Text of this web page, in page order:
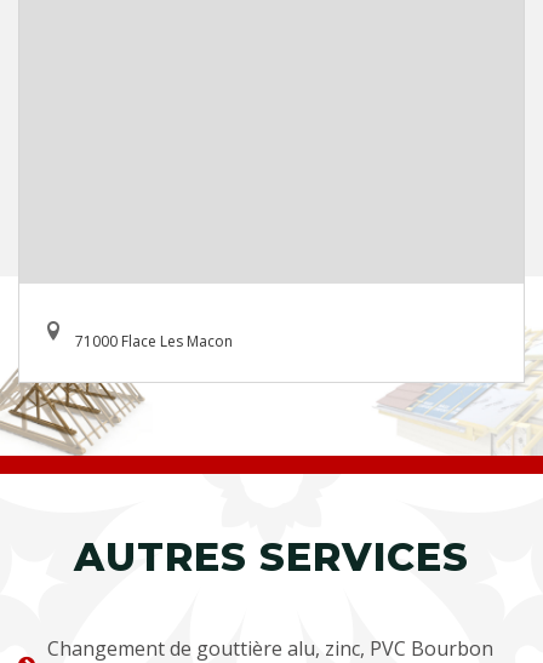
71000 Flace Les Macon
AUTRES SERVICES
Changement de gouttière alu, zinc, PVC Bourbon